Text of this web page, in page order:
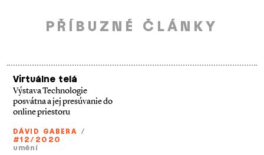
PŘÍBUZNÉ ČLÁNKY
Virtuálne telá
Výstava Technologie
posvátna a jej presúvanie do
online priestoru
DÁVID GABERA /
#12/2020
umění